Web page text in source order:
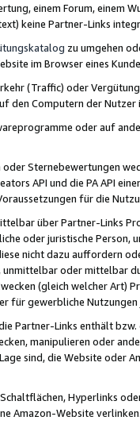
einem Forum, einem
keine Partner-Links
zu umgehen
im Browser eines
(Traffic) oder
den Computern der
oder auf
oder Sternebewertungen
API und die PA API
für die
über Partner-Links
oder juristische
nicht dazu auffordern
oder mittelbar
(gleich welcher Art)
für gewerbliche
Partner-Links enthält
manipulieren oder
sind, die Website oder
Hyperlinks
Amazon-Website